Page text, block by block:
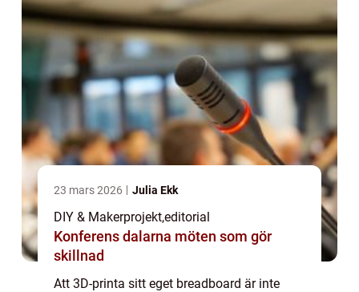
23 mars 2026 Julia Ekk
DIY & Makerprojekt,editorial
Konferens dalarna möten som gör
skillnad
Att 3D-printa sitt eget breadboard är inte